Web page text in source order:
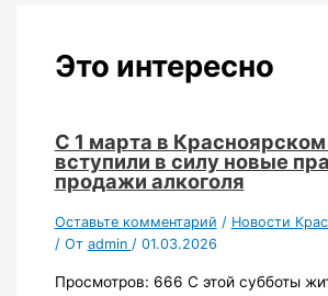
Это интересно
С 1 марта в
вступили в силу новые
продажи алкоголя
Оставьте комментарий / Новости
/ От admin / 01.03.2026
Просмотров: 666 С этой субботы